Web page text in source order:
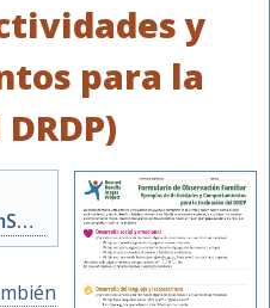
y
para la
FamilyObservationFormSpanish.pdf